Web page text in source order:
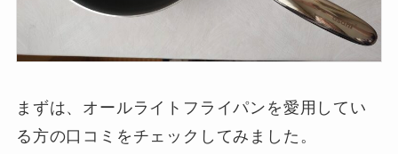
まずは、オールライトフライパンを愛用してい
る方の口コミをチェックしてみました。